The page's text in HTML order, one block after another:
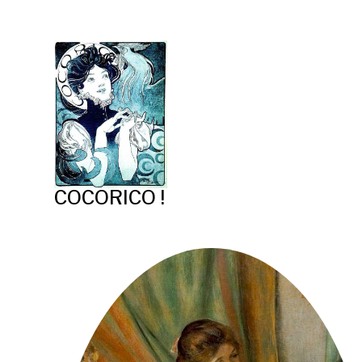
COCORICO !